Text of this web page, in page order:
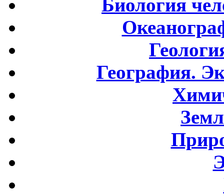
Биология
География.